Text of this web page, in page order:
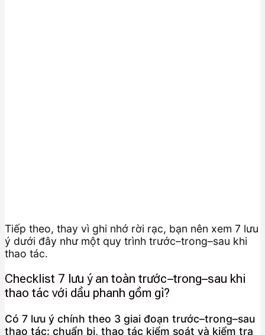
Tiếp theo, thay vì ghi nhớ rời rạc, bạn nên xem 7 lưu
ý dưới đây như một quy trình trước–trong–sau khi
thao tác.
Checklist 7 lưu ý an toàn trước–trong–sau khi
thao tác với dầu phanh gồm gì?
Có 7 lưu ý chính theo 3 giai đoạn trước–trong–sau
thao tác: chuẩn bị, thao tác kiểm soát và kiểm tra